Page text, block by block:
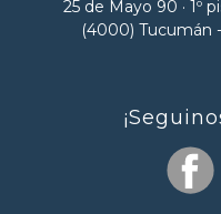
25 de Mayo 90 · 1º
(4000) Tucumán